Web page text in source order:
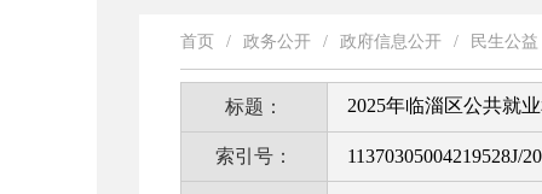
首页 / 政务公开 / 政府信息公开 / 民生公益
标题： 2025年临淄区公共就
索引号： 11370305004219528J/